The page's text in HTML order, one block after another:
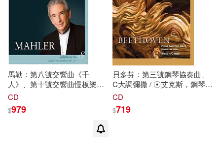
馬勒：第八號交響曲《千
人》、第十號交響曲慢板樂章 /
☉羅拉‧克雷康，女高音/范丹西
音/卡尼歐斯，次女高音/納耶
芙，女低音/格里費，男高音/凱
爾塞，男中音/詹姆斯‧莫里斯，
CD
$979
貝多芬：第三號鋼琴協奏曲、
C大調彌撒 / ☉艾克斯，鋼琴/
潔爾‧哈維，女高音/凱莉‧奧康
音/沈洋，低男中音 ☉提爾森─
CD
$719